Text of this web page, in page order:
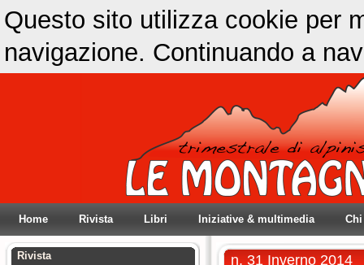
Questo sito utilizza cookie per
navigazione. Continuando a
Home Rivista Libri Iniziative & multimedia
Rivista n. 31 Inverno 2014